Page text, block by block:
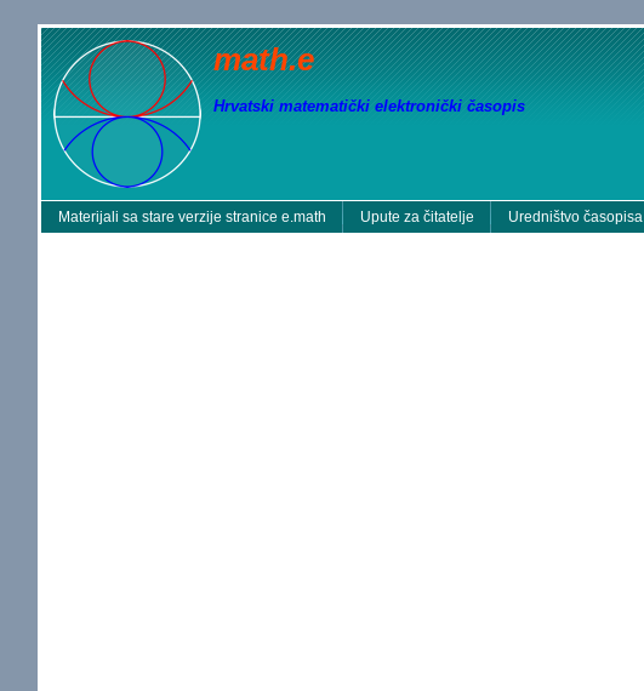
math.e
Hrvatski matematički elektronički časopis
Materijali sa stare verzije stranice e.math Upute za čitatelje Uredništvo časopisa